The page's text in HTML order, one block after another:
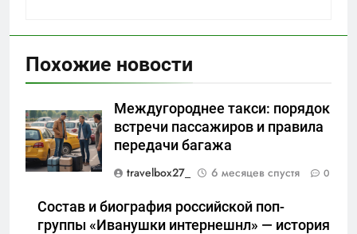
Похожие новости
Междугороднее такси: порядок
встречи пассажиров и правила
передачи багажа
travelbox27_
6 месяцев спустя 0
Состав и биография российской поп-
группы «Иванушки интернешнл» — история